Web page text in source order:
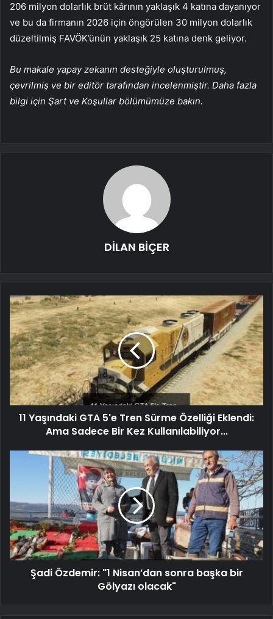
206 milyon dolarlık brüt kârının yaklaşık 4 katına dayanıyor
ve bu da firmanın 2026 için öngörülen 30 milyon dolarlık
düzeltilmiş FAVÖK’ünün yaklaşık 25 katına denk geliyor.
Bu makale yapay zekanın desteğiyle oluşturulmuş,
çevrilmiş ve bir editör tarafından incelenmiştir. Daha fazla
bilgi için Şart ve Koşullar bölümümüze bakın.
DİLAN BİÇER
11 Yaşındaki GTA 5'e Tren Sürme Özelliği Eklendi:
Ama Sadece Bir Kez Kullanılabiliyor...
Şadi Özdemir: "1 Nisan’dan sonra başka bir
Gölyazı olacak"